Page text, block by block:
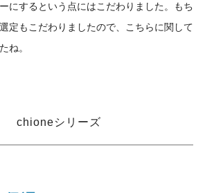
にするという点にはこだわりました。もち
定もこだわりましたので、こちらに関して
ね。
chioneシリーズ